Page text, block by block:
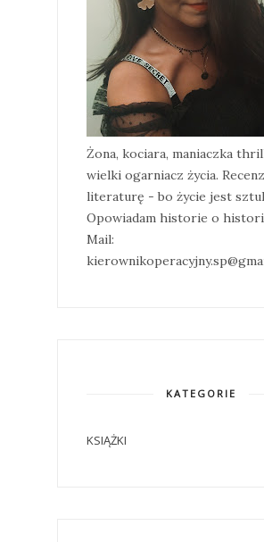
Żona, kociara, maniaczka
wielki ogarniacz życia.
literaturę - bo życie jest
Opowiadam historie o
Mail:
KATEGORIE
KSIĄŻKI